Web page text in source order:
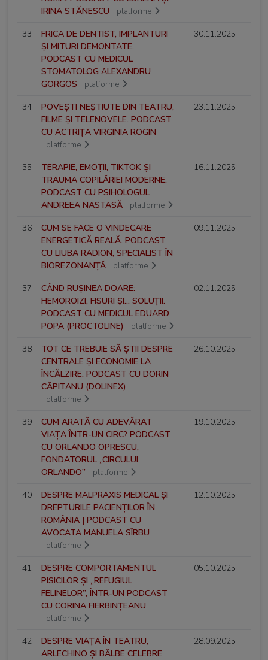
IRINA STĂNESCU
platforme
33
FRICA DE DENTIST, IMPLANTURI
ȘI MITURI DEMONTATE.
PODCAST CU MEDICUL
STOMATOLOG ALEXANDRU
GORGOS
platforme
30.11.2025
34
POVEȘTI NEȘTIUTE DIN TEATRU,
FILME ȘI TELENOVELE. PODCAST
CU ACTRIȚA VIRGINIA ROGIN
platforme
23.11.2025
35
TERAPIE, EMOȚII, TIKTOK ȘI
TRAUMA COPILĂRIEI MODERNE.
PODCAST CU PSIHOLOGUL
ANDREEA NASTASĂ
platforme
16.11.2025
36
CUM SE FACE O VINDECARE
ENERGETICĂ REALĂ. PODCAST
CU LIUBA RADION, SPECIALIST ÎN
BIOREZONANȚĂ
platforme
09.11.2025
37
CÂND RUȘINEA DOARE:
HEMOROIZI, FISURI ȘI... SOLUȚII.
PODCAST CU MEDICUL EDUARD
POPA (PROCTOLINE)
platforme
02.11.2025
38
TOT CE TREBUIE SĂ ȘTII DESPRE
CENTRALE ȘI ECONOMIE LA
ÎNCĂLZIRE. PODCAST CU DORIN
CĂPITANU (DOLINEX)
platforme
26.10.2025
39
CUM ARATĂ CU ADEVĂRAT
VIAȚA ÎNTR-UN CIRC? PODCAST
CU ORLANDO OPRESCU,
FONDATORUL „CIRCULUI
ORLANDO”
platforme
19.10.2025
40
DESPRE MALPRAXIS MEDICAL ȘI
DREPTURILE PACIENȚILOR ÎN
ROMÂNIA | PODCAST CU
AVOCATA MANUELA SÎRBU
platforme
12.10.2025
41
DESPRE COMPORTAMENTUL
PISICILOR ȘI „REFUGIUL
FELINELOR”, ÎNTR-UN PODCAST
CU CORINA FIERBINȚEANU
platforme
05.10.2025
42
DESPRE VIAȚA ÎN TEATRU,
ARLECHINO ȘI BÂLBE CELEBRE
28.09.2025